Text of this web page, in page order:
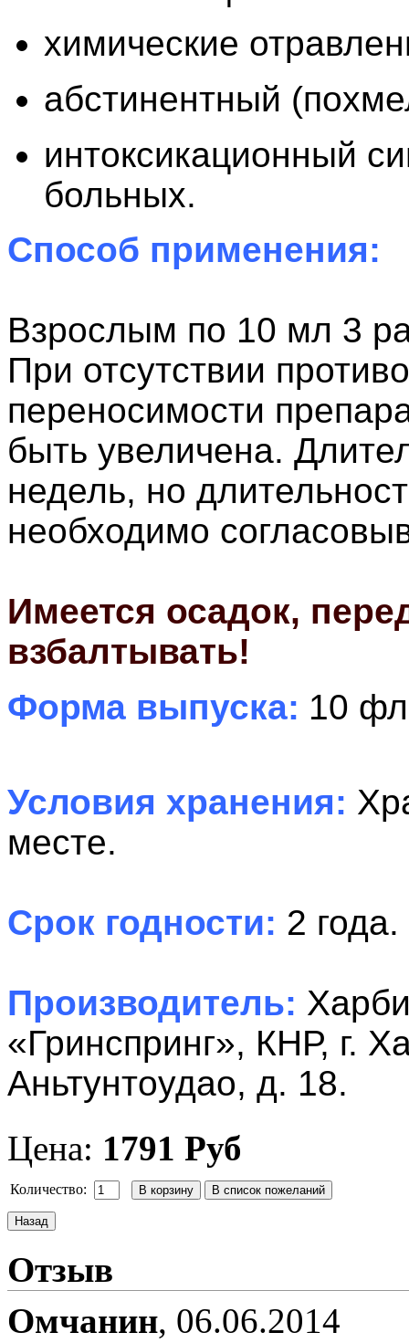
химические
абстинентный
интоксикационный
больных.
Способ применения:
Взрослым по 10 мл 3
При отсутствии
переносимости
быть увеличена.
недель, но
необходимо
Имеется осадок,
взбалтывать!
Форма выпуска: 10
Условия хранения:
месте.
Срок годности: 2 года.
Производитель:
«Гринспринг», КНР, г.
Аньтунтоудао, д. 18.
Цена: 1791 Руб
Количество:
Отзыв
Омчанин, 06.06.2014